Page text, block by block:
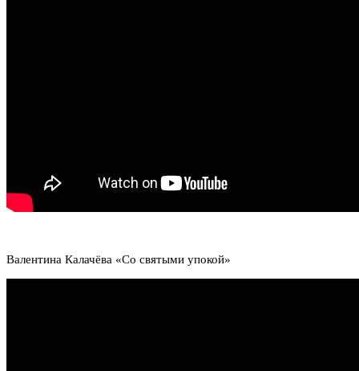
Валентина Калачёва «Со святыми упокой»